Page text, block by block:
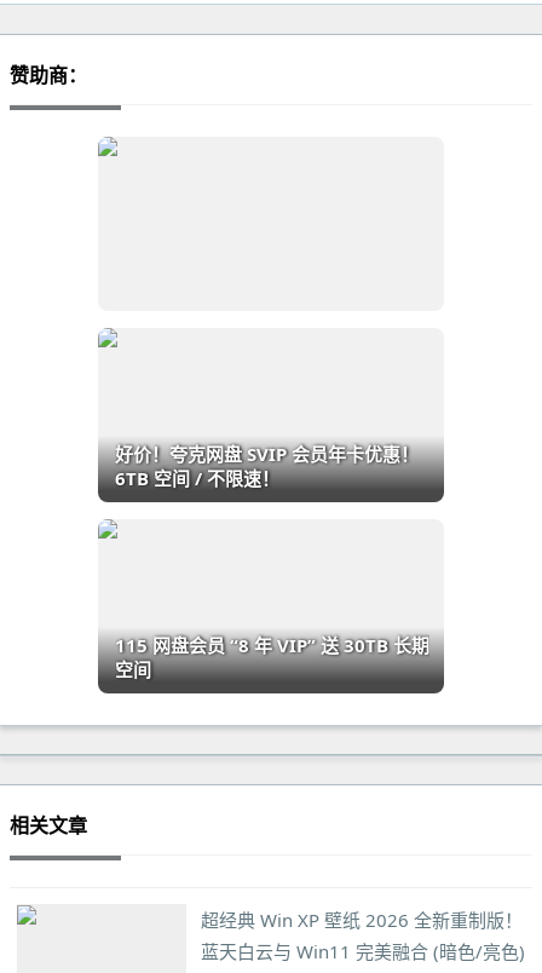
赞助商：
好价！夸克网盘 SVIP 会员年卡优惠！
6TB 空间 / 不限速！
115 网盘会员 “8 年 VIP” 送 30TB 长期
空间
相关文章
超经典 Win XP 壁纸 2026 全新重制版！
蓝天白云与 Win11 完美融合 (暗色/亮色)